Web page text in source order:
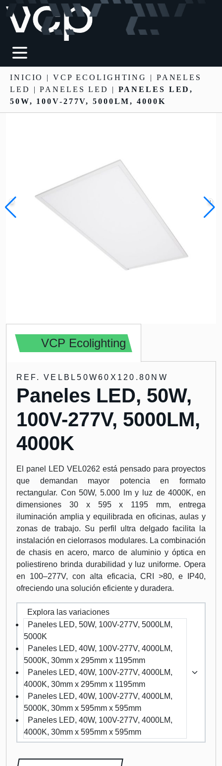
INICIO | VCP ECOLIGHTING | PANELES
LED
| PANELES LED | PANELES LED,
50W, 100V-277V, 5000LM, 4000K
VCP Ecolighting
REF. VELBL50W60X120.80NW
Paneles LED, 50W,
100V-277V, 5000LM,
4000K
El panel LED VEL0262 está pensado para proyectos
que demandan mayor potencia en formato
rectangular. Con 50W, 5.000 lm y luz de 4000K, en
dimensiones 30 x 595 x 1195 mm, entrega
iluminación amplia y equilibrada en oficinas, aulas y
zonas de trabajo. Su perfil ultra delgado facilita la
instalación en cielorrasos modulares. La combinación
de chasis en acero, marco de aluminio y óptica en
poliestireno brinda durabilidad y luz uniforme. Opera
en 100–277V, con alta eficacia, CRI >80, e IP40,
ofreciendo una solución eficiente y duradera.
Explora las variaciones
Paneles LED, 50W, 100V-277V, 5000LM,
5000K
Paneles LED, 40W, 100V-277V, 4000LM,
5000K, 30mm x 295mm x 1195mm
Paneles LED, 40W, 100V-277V, 4000LM,
4000K, 30mm x 295mm x 1195mm
Paneles LED, 40W, 100V-277V, 4000LM,
5000K, 30mm x 595mm x 595mm
Paneles LED, 40W, 100V-277V, 4000LM,
4000K, 30mm x 595mm x 595mm